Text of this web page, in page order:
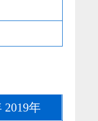
2019年